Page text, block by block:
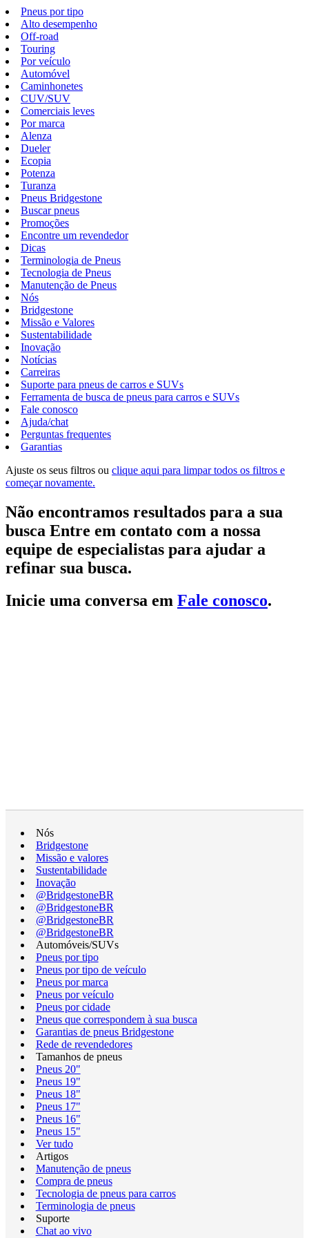
Pneus por tipo
Alto desempenho
Off-road
Touring
Por veículo
Automóvel
Caminhonetes
CUV/SUV
Comerciais leves
Por marca
Alenza
Dueler
Ecopia
Potenza
Turanza
Pneus Bridgestone
Buscar pneus
Promoções
Encontre um revendedor
Dicas
Terminologia de Pneus
Tecnologia de Pneus
Manutenção de Pneus
Nós
Bridgestone
Missão e Valores
Sustentabilidade
Inovação
Notícias
Carreiras
Suporte para pneus de carros e SUVs
Ferramenta de busca de pneus para carros e SUVs
Fale conosco
Ajuda/chat
Perguntas frequentes
Garantias
Ajuste os seus filtros ou clique aqui para limpar todos os filtros e
começar novamente.
Não encontramos resultados para a sua
busca Entre em contato com a nossa
equipe de especialistas para ajudar a
refinar sua busca.
Inicie uma conversa em Fale conosco.
Nós
Bridgestone
Missão e valores
Sustentabilidade
Inovação
@BridgestoneBR
@BridgestoneBR
@BridgestoneBR
@BridgestoneBR
Automóveis/SUVs
Pneus por tipo
Pneus por tipo de veículo
Pneus por marca
Pneus por veículo
Pneus por cidade
Pneus que correspondem à sua busca
Garantias de pneus Bridgestone
Rede de revendedores
Tamanhos de pneus
Pneus 20"
Pneus 19"
Pneus 18"
Pneus 17"
Pneus 16"
Pneus 15"
Ver tudo
Artigos
Manutenção de pneus
Compra de pneus
Tecnologia de pneus para carros
Terminologia de pneus
Suporte
Chat ao vivo